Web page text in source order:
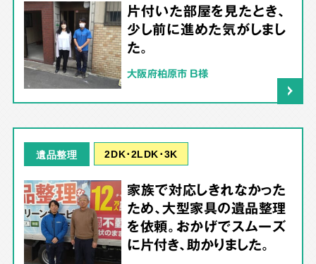
片付いた部屋を見たとき、
少し前に進めた気がしまし
た。
大阪府柏原市 B様
遺品整理 2DK･2LDK･3K
家族で対応しきれなかった
ため、大型家具の遺品整理
を依頼。おかげでスムーズ
に片付き、助かりました。